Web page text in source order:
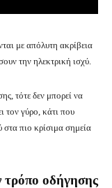
με απόλυτη ακρίβεια
την ηλεκτρική ισχύ.
τότε δεν μπορεί να
τον γύρο, κάτι που
στα πιο κρίσιμα σημεία
τρόπο οδήγησης